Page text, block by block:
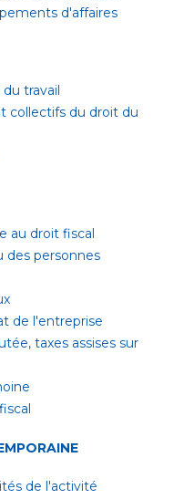
d'affaires
travail
collectifs du droit du
au droit fiscal
des personnes
de l'entreprise
taxes assises sur
de l'activité